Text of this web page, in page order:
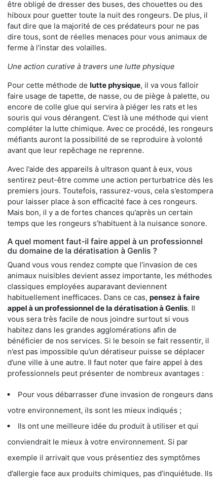
être obligé de dresser des buses, des chouettes ou des
hiboux pour guetter toute la nuit des rongeurs. De plus, il
faut dire que la majorité de ces prédateurs pour ne pas
dire tous, sont de réelles menaces pour vous animaux de
ferme à l’instar des volailles.
Une action curative à travers une lutte physique
Pour cette méthode de lutte physique, il va vous falloir
faire usage de tapette, de nasse, ou de piège à palette, ou
encore de colle glue qui servira à piéger les rats et les
souris qui vous dérangent. C’est là une méthode qui vient
compléter la lutte chimique. Avec ce procédé, les rongeurs
méfiants auront la possibilité de se reproduire à volonté
avant que leur repêchage ne reprenne.
Avec l’aide des appareils à ultrason quant à eux, vous
sentirez peut-être comme une action perturbatrice dès les
premiers jours. Toutefois, rassurez-vous, cela s’estompera
pour laisser place à son efficacité face à ces rongeurs.
Mais bon, il y a de fortes chances qu’après un certain
temps que les rongeurs s’habituent à la nuisance sonore.
A quel moment faut-il faire appel à un professionnel
du domaine de la dératisation à Genlis ?
Quand vous vous rendez compte que l’invasion de ces
animaux nuisibles devient assez importante, les méthodes
classiques employées auparavant deviennent
habituellement inefficaces. Dans ce cas, pensez à faire
appel à un professionnel de la dératisation à Genlis. Il
vous sera très facile de nous joindre surtout si vous
habitez dans les grandes agglomérations afin de
bénéficier de nos services. Si le besoin se fait ressentir, il
n’est pas impossible qu’un dératiseur puisse se déplacer
d’une ville à une autre. Il faut noter que faire appel à des
professionnels peut présenter de nombreux avantages :
Pour vous débarrasser d’une invasion de rongeurs dans
votre environnement, ils sont les mieux indiqués ;
Ils ont une meilleure idée du produit à utiliser et qui
conviendrait le mieux à votre environnement. Si par
exemple il arrivait que vous présentiez des symptômes
d’allergie face aux produits chimiques, pas d’inquiétude. Ils